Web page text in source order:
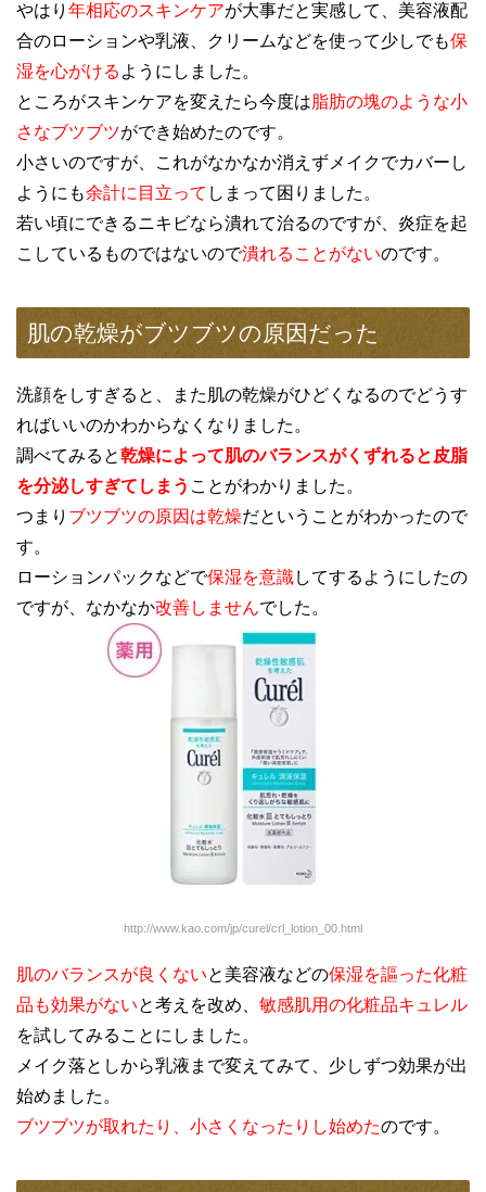
やはり 年相応のスキンケアが大事だと実感して、美容液配
合のローションや乳液、クリームなどを使って少しでも保
湿を心がける ようにしました。
ところがスキンケアを変えたら今度は 脂肪の塊のような小
さなブツブツができ始めたのです。
小さいのですが、これがなかなか消えずメイクでカバーし
ようにも余計に目立って しまって困りました。
若い頃にできるニキビなら潰れて治るのですが、炎症を起
こしているものではないので潰れることがないのです。
肌の乾燥がブツブツの原因だった
洗顔をしすぎると、また肌の乾燥がひどくなるのでどうす
ればいいのかわからなくなりました。
調べてみると乾燥によって肌のバランスがくずれると皮脂
を分泌しすぎてしまう ことがわかりました。
つまり ブツブツの原因は乾燥だということがわかったので
す。
ローションパックなどで保湿を意識してするようにしたの
ですが、なかなか改善しませんでした。
http://www.kao.com/jp/curel/crl_lotion_00.html
肌のバランスが良くないと美容液などの保湿を謳った化粧
品も効果がないと考えを改め、 敏感肌用の化粧品キュレル
を試してみることにしました。
メイク落としから乳液まで変えてみて、少しずつ効果が出
始めました。
ブツブツが取れたり、小さくなったりし始めたのです。